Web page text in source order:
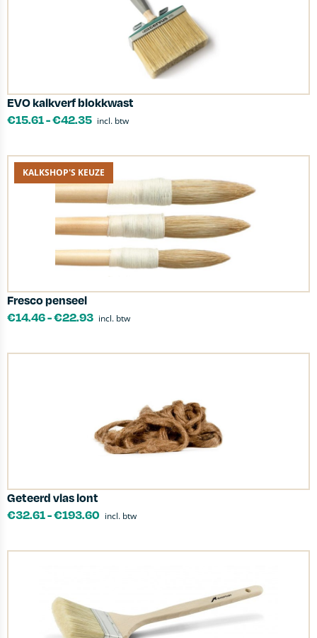
EVO kalkverf blokkwast
€15.61-€42.35 incl. btw
KALKSHOP'S KEUZE
Fresco penseel
€14.46-€22.93 incl. btw
Geteerd vlas lont
€32.61-€193.60 incl. btw